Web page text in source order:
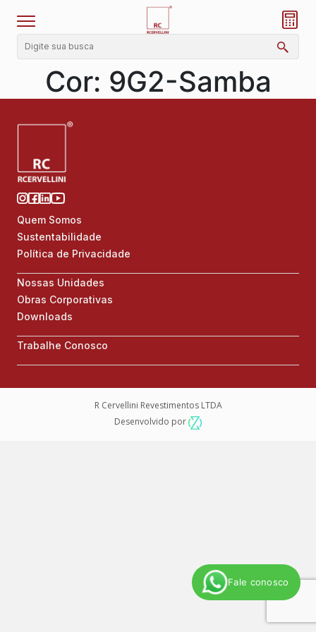
Fale conosco
Cor: 9G2-Samba
Quem Somos
Sustentabilidade
Política de Privacidade
Nossas Unidades
Obras Corporativas
Downloads
Trabalhe Conosco
R Cervellini Revestimentos LTDA
Desenvolvido por